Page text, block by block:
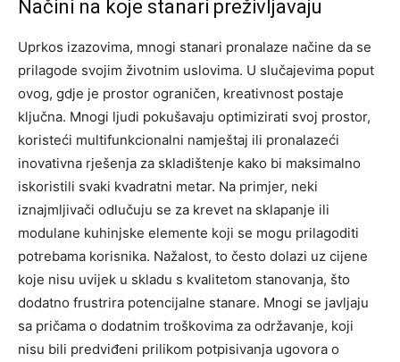
Načini na koje stanari preživljavaju
Uprkos izazovima, mnogi stanari pronalaze načine da se
prilagode svojim životnim uslovima. U slučajevima poput
ovog, gdje je prostor ograničen, kreativnost postaje
ključna. Mnogi ljudi pokušavaju optimizirati svoj prostor,
koristeći multifunkcionalni namještaj ili pronalazeći
inovativna rješenja za skladištenje kako bi maksimalno
iskoristili svaki kvadratni metar. Na primjer, neki
iznajmljivači odlučuju se za krevet na sklapanje ili
modulane kuhinjske elemente koji se mogu prilagoditi
potrebama korisnika. Nažalost, to često dolazi uz cijene
koje nisu uvijek u skladu s kvalitetom stanovanja, što
dodatno frustrira potencijalne stanare. Mnogi se javljaju
sa pričama o dodatnim troškovima za održavanje, koji
nisu bili predviđeni prilikom potpisivanja ugovora o